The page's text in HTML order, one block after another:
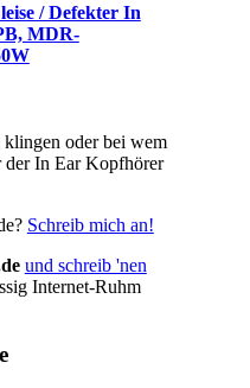
/ Defekter In
MDR-
klingen oder bei wem
der In Ear Kopfhörer
Schreib mich an!
und schreib 'nen
Internet-Ruhm